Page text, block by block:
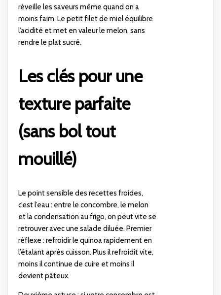
réveille les saveurs même quand on a
moins faim. Le petit filet de miel équilibre
l’acidité et met en valeur le melon, sans
rendre le plat sucré.
Les clés pour une
texture parfaite
(sans bol tout
mouillé)
Le point sensible des recettes froides,
c’est l’eau : entre le concombre, le melon
et la condensation au frigo, on peut vite se
retrouver avec une salade diluée. Premier
réflexe : refroidir le quinoa rapidement en
l’étalant après cuisson. Plus il refroidit vite,
moins il continue de cuire et moins il
devient pâteux.